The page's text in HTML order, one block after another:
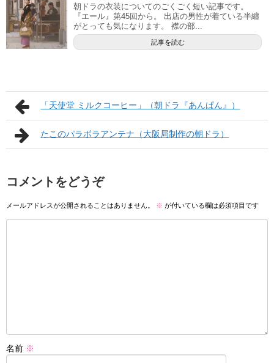
朝ドラの衣装についてのごくごく短い記事です。
『エール』第45回から。 出店の男性が着ている半纏
がとっても気になります。 襟の部...
記事を読む
「天使堂 ミルクコーヒー」（朝ドラ『あんぱん』）
たこのパラボラアンテナ（大阪局制作の朝ドラ）
コメントをどうぞ
メールアドレスが公開されることはありません。 ※ が付いている欄は必須項目です
名前 ※